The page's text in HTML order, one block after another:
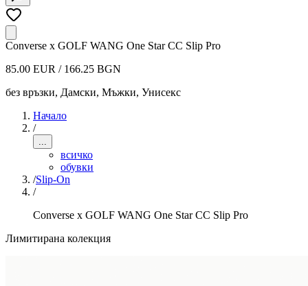
Converse x GOLF WANG One Star CC Slip Pro
85.00 EUR / 166.25 BGN
без връзки, Дамски, Мъжки, Унисекс
Начало
/
...
всичко
обувки
/Slip-On
/
Converse x GOLF WANG One Star CC Slip Pro
Лимитирана колекция